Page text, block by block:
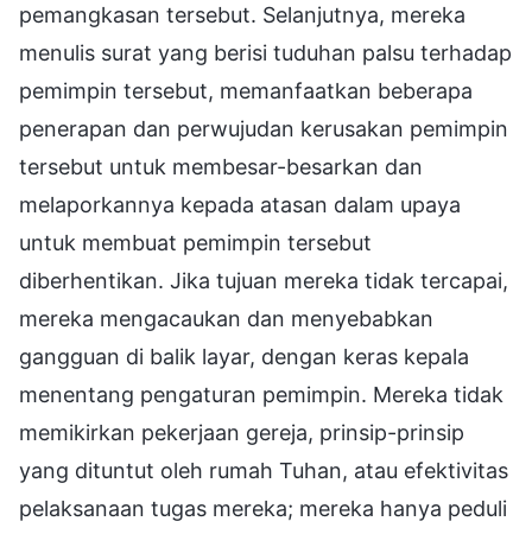
pemangkasan tersebut. Selanjutnya, mereka
menulis surat yang berisi tuduhan palsu terhadap
pemimpin tersebut, memanfaatkan beberapa
penerapan dan perwujudan kerusakan pemimpin
tersebut untuk membesar-besarkan dan
melaporkannya kepada atasan dalam upaya
untuk membuat pemimpin tersebut
diberhentikan. Jika tujuan mereka tidak tercapai,
mereka mengacaukan dan menyebabkan
gangguan di balik layar, dengan keras kepala
menentang pengaturan pemimpin. Mereka tidak
memikirkan pekerjaan gereja, prinsip-prinsip
yang dituntut oleh rumah Tuhan, atau efektivitas
pelaksanaan tugas mereka; mereka hanya peduli